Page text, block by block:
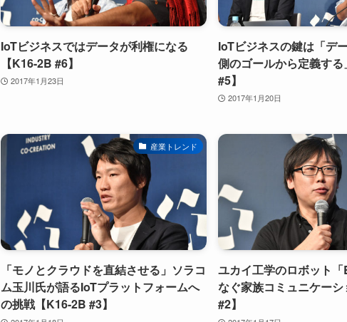
IoTビジネスではデータが利権になる
【K16-2B #6】
2017年1月23日
IoTビジネスの鍵は「デ
側のゴールから定義す
#5】
2017年1月20日
産業トレンド
「モノとクラウドを直結させる」ソラコ
ム玉川氏が語るIoTプラットフォームへ
の挑戦【K16-2B #3】
ユカイ工学のロボット
なぐ家族コミュニケー
#2】